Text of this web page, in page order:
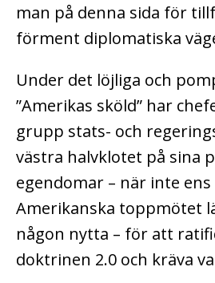
man på denna sida för
förment diplomatiska
Under det löjliga och
”Amerikas sköld” har
grupp stats- och
västra halvklotet på sina
egendomar – när inte ens
Amerikanska toppmötet
någon nytta – för att
doktrinen 2.0 och kräva